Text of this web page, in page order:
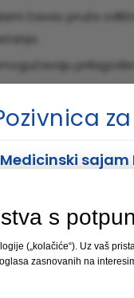
čavao pruža
eksera sa više
očuvanje protoka
Medicinski sajam
Datum:19.–21.
Štand
s
(„kolačiće“). Uz vaš
zasnovanih na